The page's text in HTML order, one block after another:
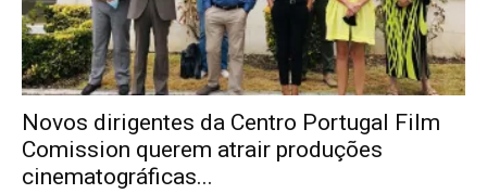
Novos dirigentes da Centro Portugal Film
Comission querem atrair produções
cinematográficas...